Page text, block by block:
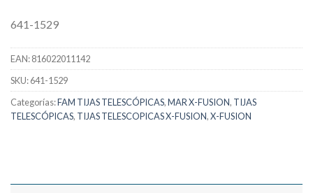
641-1529
EAN:816022011142
SKU:641-1529
Categorías:FAM TIJAS TELESCÓPICAS,MAR X-FUSION, TIJAS
TELESCÓPICAS, TIJAS TELESCOPICAS X-FUSION,X-FUSION